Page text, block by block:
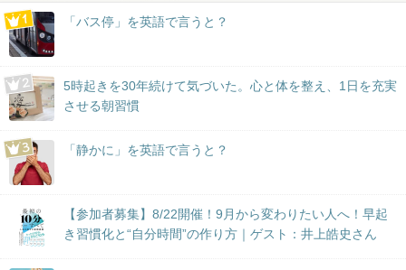
「バス停」を英語で言うと？
5時起きを30年続けて気づいた。心と体を整え、1日を充実
させる朝習慣
「静かに」を英語で言うと？
【参加者募集】8/22開催！9月から変わりたい人へ！早起
き習慣化と“自分時間”の作り方｜ゲスト：井上皓史さん